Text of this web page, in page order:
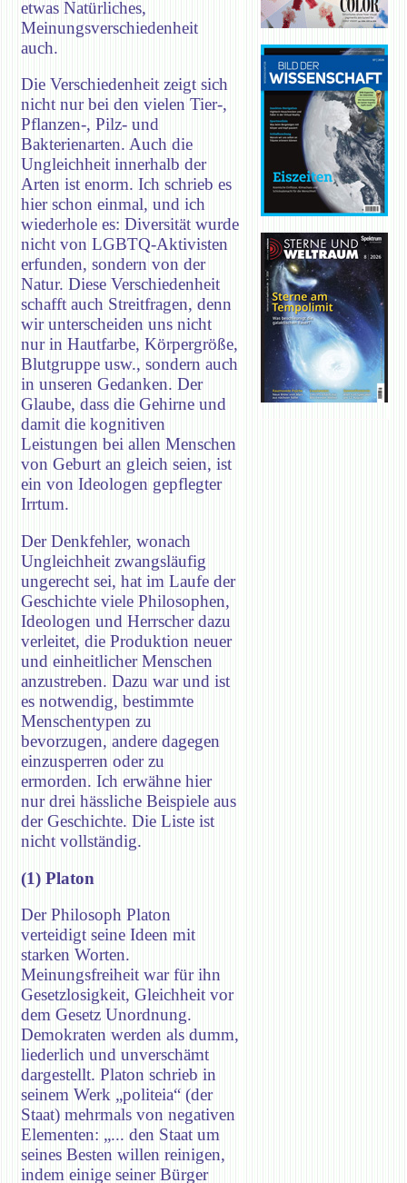
etwas Natürliches,
Meinungsverschiedenheit
auch.
Die Verschiedenheit zeigt sich
nicht nur bei den vielen Tier-,
Pflanzen-, Pilz- und
Bakterienarten. Auch die
Ungleichheit innerhalb der
Arten ist enorm. Ich schrieb es
hier schon einmal, und ich
wiederhole es: Diversität wurde
nicht von LGBTQ-Aktivisten
erfunden, sondern von der
Natur. Diese Verschiedenheit
schafft auch Streitfragen, denn
wir unterscheiden uns nicht
nur in Hautfarbe, Körpergröße,
Blutgruppe usw., sondern auch
in unseren Gedanken. Der
Glaube, dass die Gehirne und
damit die kognitiven
Leistungen bei allen Menschen
von Geburt an gleich seien, ist
ein von Ideologen gepflegter
Irrtum.
Der Denkfehler, wonach
Ungleichheit zwangsläufig
ungerecht sei, hat im Laufe der
Geschichte viele Philosophen,
Ideologen und Herrscher dazu
verleitet, die Produktion neuer
und einheitlicher Menschen
anzustreben. Dazu war und ist
es notwendig, bestimmte
Menschentypen zu
bevorzugen, andere dagegen
einzusperren oder zu
ermorden. Ich erwähne hier
nur drei hässliche Beispiele aus
der Geschichte. Die Liste ist
nicht vollständig.
(1) Platon
Der Philosoph Platon
verteidigt seine Ideen mit
starken Worten.
Meinungsfreiheit war für ihn
Gesetzlosigkeit, Gleichheit vor
dem Gesetz Unordnung.
Demokraten werden als dumm,
liederlich und unverschämt
dargestellt. Platon schrieb in
seinem Werk „politeia“ (der
Staat) mehrmals von negativen
Elementen: „... den Staat um
seines Besten willen reinigen,
indem einige seiner Bürger